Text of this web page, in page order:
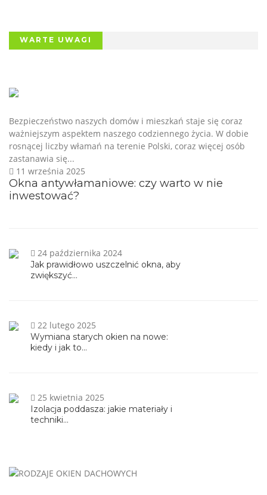
WARTE UWAGI
Okna antywłamaniowe: czy warto w nie
inwestować?
11 września 2025
Bezpieczeństwo naszych domów i mieszkań staje się coraz
ważniejszym aspektem naszego codziennego życia. W dobie
rosnącej liczby włamań na terenie Polski, coraz więcej osób
zastanawia się...
Jak prawidłowo uszczelnić okna, aby
zwiększyć...
24 października 2024
Wymiana starych okien na nowe:
kiedy i jak to...
22 lutego 2025
Izolacja poddasza: jakie materiały i
techniki...
25 kwietnia 2025